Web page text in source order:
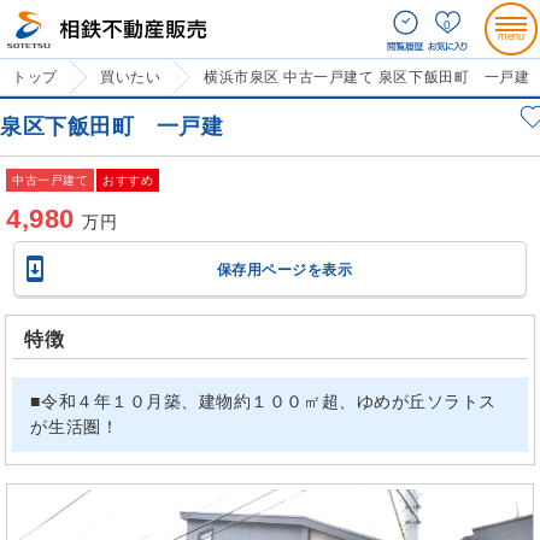
0
トップ 買いたい 横浜市泉区 中古一戸建て 泉区下飯田町 一戸建
泉区下飯田町 一戸建
中古一戸建て おすすめ
4,980万円
 保存用ページを表示
特徴
■令和４年１０月築、建物約１００㎡超、ゆめが丘ソラトス
が生活圏！